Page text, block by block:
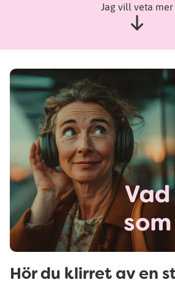
Jag vill veta mer
Hör du klirret av en